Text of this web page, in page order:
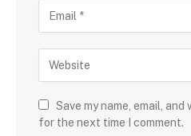
Save my name, email,
for the next time I comment.